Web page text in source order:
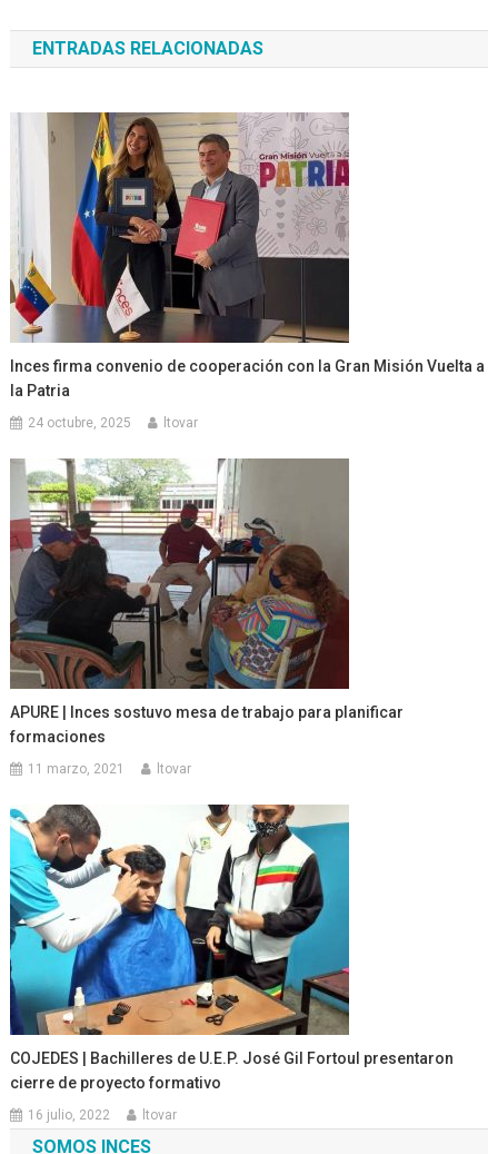
de
entradas
ENTRADAS RELACIONADAS
Inces firma convenio de cooperación con la Gran Misión Vuelta a
la Patria
24 octubre, 2025 ltovar
APURE | Inces sostuvo mesa de trabajo para planificar
formaciones
11 marzo, 2021 ltovar
COJEDES | Bachilleres de U.E.P. José Gil Fortoul presentaron
cierre de proyecto formativo
16 julio, 2022 ltovar
SOMOS INCES